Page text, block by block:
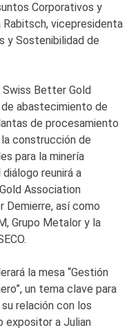
Corporativos y
vicepresidenta
y Sostenibilidad de
Swiss Better Gold
abastecimiento de
de procesamiento
construcción de
para la minería
reunirá a
Association
Demierre, así como
Grupo Metalor y la
la mesa “Gestión
un tema clave para
relación con los
expositor a Julian